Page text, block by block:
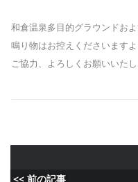
和倉温泉多目的グラウンドお
鳴り物はお控えくださいます
ご協力、よろしくお願いいたし
<< 前の記事